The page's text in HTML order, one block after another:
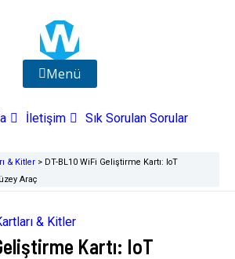
Menü
İletişim Sık Sorulan Sorular
& Kitler > DT-BL10 WiFi Geliştirme Kartı: IoT
Araç
& Kitler
Kartı: IoT